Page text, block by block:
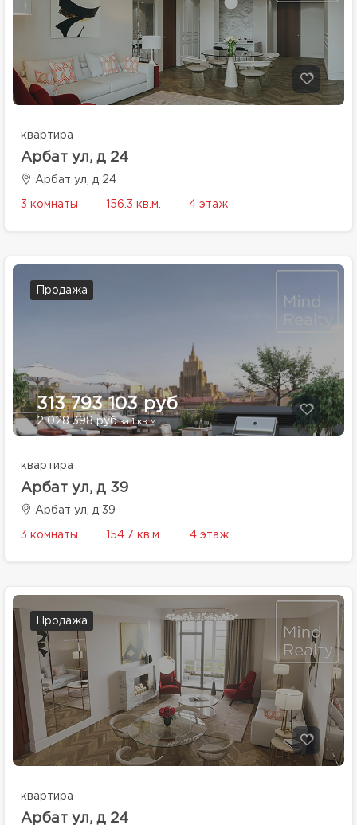
квартира
Арбат ул, д 24
Арбат ул, д 24
3 комнаты 156.3 кв.м. 4 этаж
Продажа
313 793 103 руб
2 028 398 рубза 1 кв.м.
квартира
Арбат ул, д 39
Арбат ул, д 39
3 комнаты 154.7 кв.м. 4 этаж
Продажа
квартира
Арбат ул, д 24